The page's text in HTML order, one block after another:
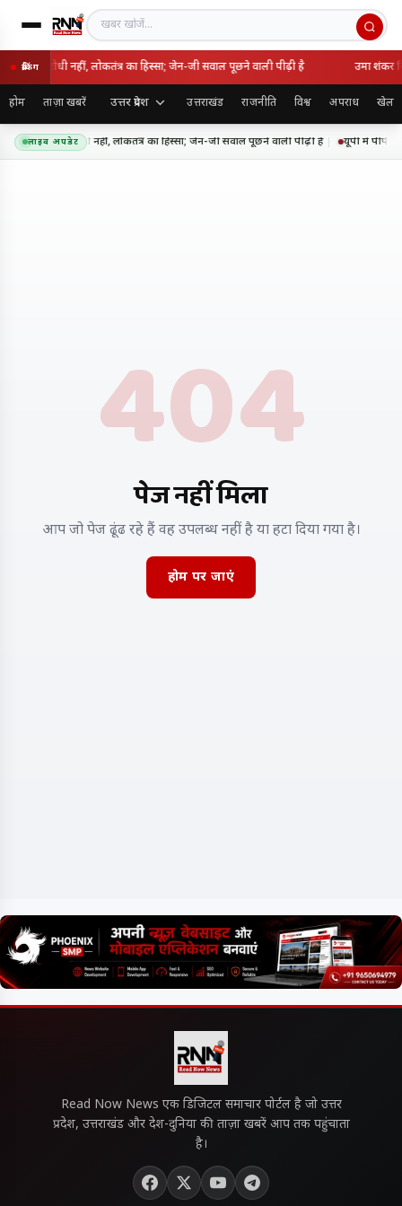
खबर खोजें
ब्रेकिंग
राष्ट्रविरोधी नहीं, लोकतंत्र का हिस्सा; जेन-जी सवाल पूछने वाली पीढ़ी है उमा शंकर
होम ताज़ा खबरें उत्तर प्रदेश उत्तराखंड राजनीति विश्व अपराध खेल
लाइव अपडेट
आंदोलन राष्ट्रविरोधी नहीं, लोकतंत्र का हिस्सा; जेन-जी सवाल पूछने वाली पीढ़ी है यूपी में
404
पेज नहीं मिला
आप जो पेज ढूंढ रहे हैं वह उपलब्ध नहीं है या हटा दिया गया है।
होम पर जाएं
Read Now News एक डिजिटल समाचार पोर्टल है जो उत्तर
प्रदेश, उत्तराखंड और देश-दुनिया की ताज़ा खबरें आप तक पहुंचाता
है।